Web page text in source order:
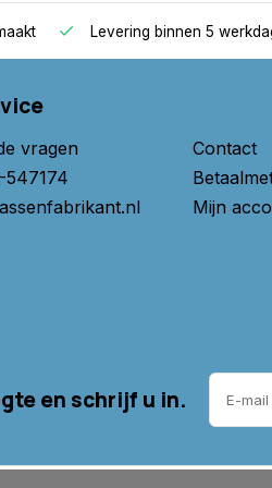
De materialen hebben
breedte, hoogte en stof van
voor een andere tijk van:
Tencel of Cool Touch.
topper, speciaal voor u op
Levering binnen 5
vragen
547174
Contact
Mijn
en schrijf u in.